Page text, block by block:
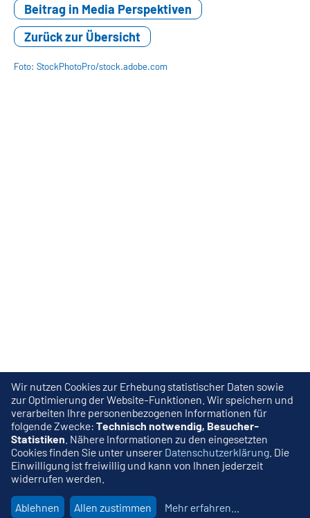
Beitrag in Media Perspektiven
Zurück zur Übersicht
Foto: StockPhotoPro/stock.adobe.com
Wir nutzen Cookies zur Erhebung statistischer Daten sowie
zur Optimierung der Website-Funktionen. Wir speichern und
verarbeiten Ihre personenbezogenen Informationen für
folgende Zwecke: Technisch notwendig, Besucher-
Statistiken . Nähere Informationen zu den eingesetzten
Cookies finden Sie unter unserer Datenschutzerklärung . Die
Einwilligung ist freiwillig und kann von Ihnen jederzeit
widerrufen werden.
Ablehnen Allen zustimmen Mehr erfahren